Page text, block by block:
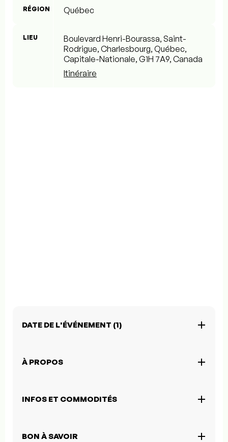
RÉGION Québec
LIEU
Boulevard Henri-Bourassa, Saint-
Rodrigue, Charlesbourg, Québec,
Capitale-Nationale, G1H 7A9, Canada
Itinéraire
DATE DE L'ÉVÉNEMENT (1)
À PROPOS
INFOS ET COMMODITÉS
BON À SAVOIR